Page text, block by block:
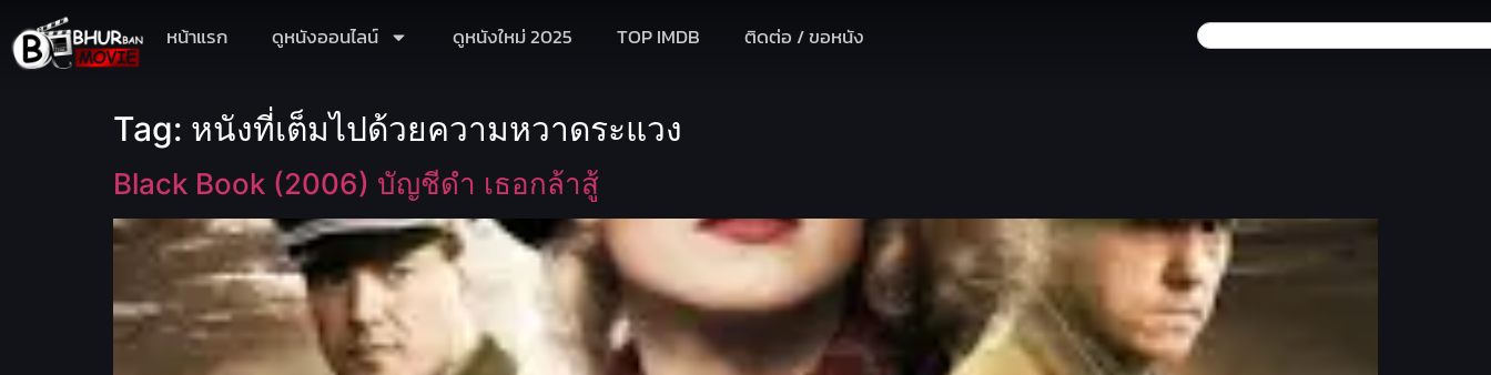
หน้าแรก ดูหนังออนไลน์ ดูหนังใหม่ 2025 TOP IMDB ติดต่อ / ขอหนัง
Tag: หนังที่เต็มไปด้วยความหวาดระแวง
Black Book (2006) บัญชีดำ เธอกล้าสู้